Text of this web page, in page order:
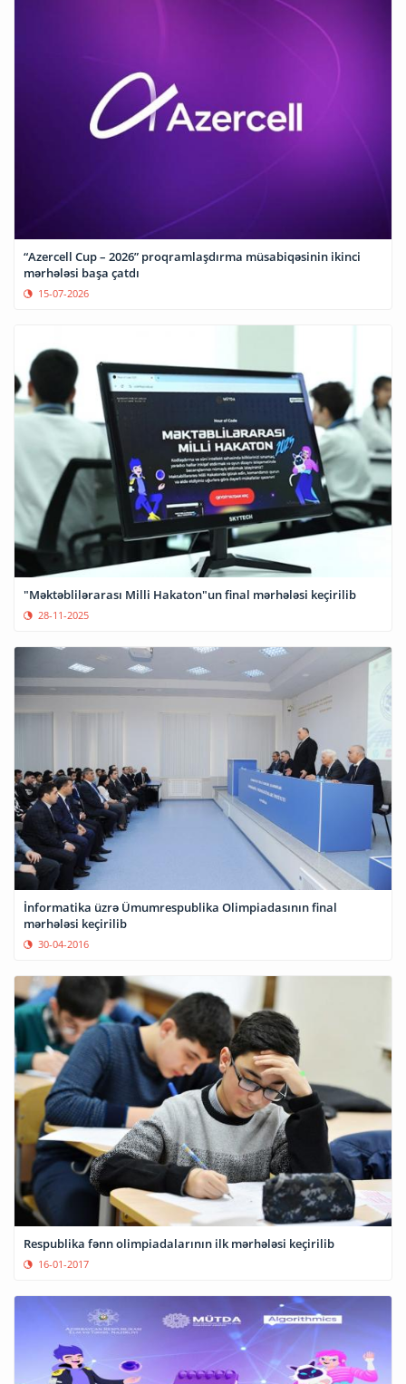
“Azercell Cup – 2026” proqramlaşdırma müsabiqəsinin ikinci
mərhələsi başa çatdı
15-07-2026
"Məktəblilərarası Milli Hakaton"un final mərhələsi keçirilib
28-11-2025
İnformatika üzrə Ümumrespublika Olimpiadasının final
mərhələsi keçirilib
30-04-2016
Respublika fənn olimpiadalarının ilk mərhələsi keçirilib
16-01-2017